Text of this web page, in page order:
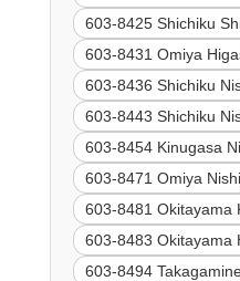
603-8425 Shichiku
603-8431 Omiya
603-8436 Shichiku
603-8443 Shichiku
603-8454 Kinugasa
603-8471 Omiya
603-8481 Okitayama
603-8483 Okitayama
603-8494